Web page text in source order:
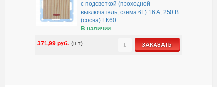
c подсветкой (проходной
выключатель, схема 6L) 16 A, 250 B
(сосна) LK60
В наличии
371,99руб. (шт) ЗАКАЗАТЬ